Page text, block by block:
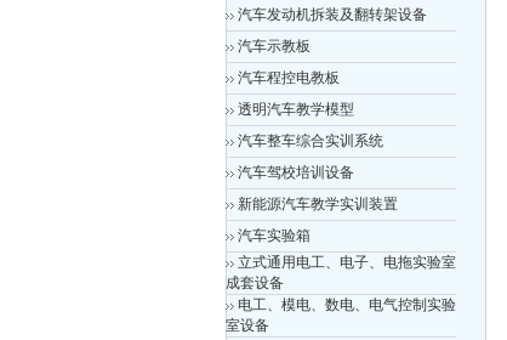
汽车发动机拆装及翻转架设备
汽车示教板
汽车程控电教板
透明汽车教学模型
汽车整车综合实训系统
汽车驾校培训设备
新能源汽车教学实训装置
汽车实验箱
立式通用电工、电子、电拖实验室
成套设备
电工、模电、数电、电气控制实验
室设备